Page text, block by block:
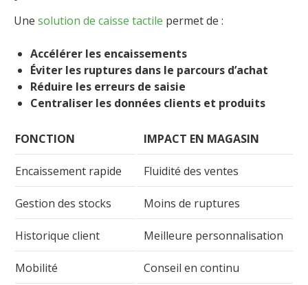
Une solution de caisse tactile permet de :
Accélérer les encaissements
Éviter les ruptures dans le parcours d’achat
Réduire les erreurs de saisie
Centraliser les données clients et produits
FONCTION IMPACT EN MAGASIN
Encaissement rapide Fluidité des ventes
Gestion des stocks Moins de ruptures
Historique client Meilleure personnalisation
Mobilité Conseil en continu